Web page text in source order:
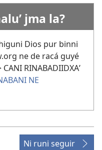
jma la?
Dios pur binni
ne de racá guyé
RINABADIIDXAʼ
NE
Ni runi seguir